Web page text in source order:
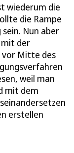
wiederum die
die Rampe
Nun aber
mit der
vor Mitte des
weil man
mit dem
erstellen